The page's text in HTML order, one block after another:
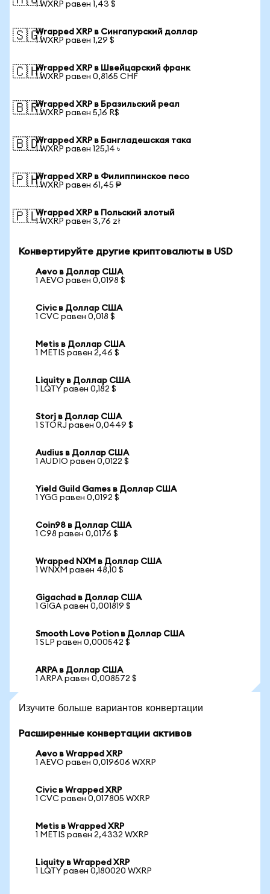
1 WXRP равен 1,43 $
🇸🇬Wrapped XRP в Сингапурский доллар
1 WXRP равен 1,29 $
🇨🇭Wrapped XRP в Швейцарский франк
1 WXRP равен 0,8165 CHF
🇧🇷Wrapped XRP в Бразильский реал
1 WXRP равен 5,16 R$
🇧🇩Wrapped XRP в Бангладешская така
1 WXRP равен 125,14 ৳
🇵🇭Wrapped XRP в Филиппинское песо
1 WXRP равен 61,45 ₱
🇵🇱Wrapped XRP в Польский злотый
1 WXRP равен 3,76 zł
Конвертируйте другие криптовалюты в USD
Aevo в Доллар США
1 AEVO равен 0,0198 $
Civic в Доллар США
1 CVC равен 0,018 $
Metis в Доллар США
1 METIS равен 2,46 $
Liquity в Доллар США
1 LQTY равен 0,182 $
Storj в Доллар США
1 STORJ равен 0,0449 $
Audius в Доллар США
1 AUDIO равен 0,0122 $
Yield Guild Games в Доллар США
1 YGG равен 0,0192 $
Coin98 в Доллар США
1 C98 равен 0,0176 $
Wrapped NXM в Доллар США
1 WNXM равен 48,10 $
Gigachad в Доллар США
1 GIGA равен 0,001819 $
Smooth Love Potion в Доллар США
1 SLP равен 0,000542 $
ARPA в Доллар США
1 ARPA равен 0,008572 $
Изучите больше вариантов конвертации
Расширенные конвертации активов
Aevo в Wrapped XRP
1 AEVO равен 0,019606 WXRP
Civic в Wrapped XRP
1 CVC равен 0,017805 WXRP
Metis в Wrapped XRP
1 METIS равен 2,4332 WXRP
Liquity в Wrapped XRP
1 LQTY равен 0,180020 WXRP